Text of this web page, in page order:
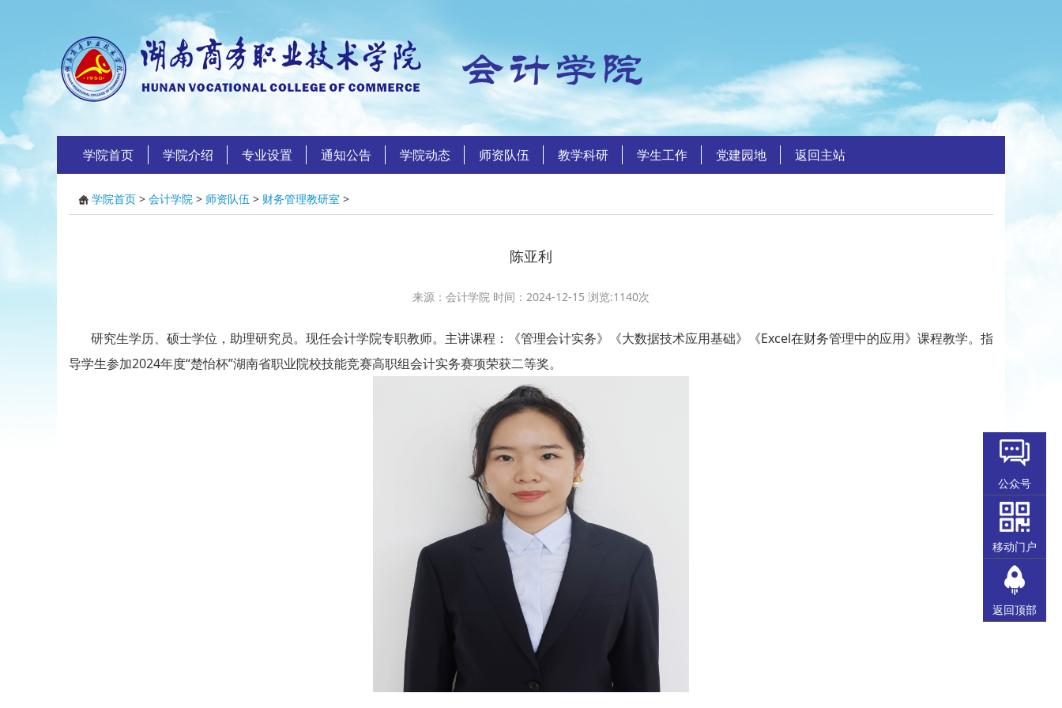
学院首页 学院介绍 专业设置 通知公告 学院动态 师资队伍 教学科研 学生工作 党建园地 返回主站
学院首页 > 会计学院 > 师资队伍 > 财务管理教研室 >
陈亚利
来源：会计学院 时间：2024-12-15 浏览:1140次
研究生学历、硕士学位，助理研究员。现任会计学院专职教师。主讲课程：《管理会计实务》《大数据技术应用基础》《Excel在财务管理中的应用》课程教学。指
导学生参加2024年度“楚怡杯”湖南省职业院校技能竞赛高职组会计实务赛项荣获二等奖。
公众号
移动门户
返回顶部